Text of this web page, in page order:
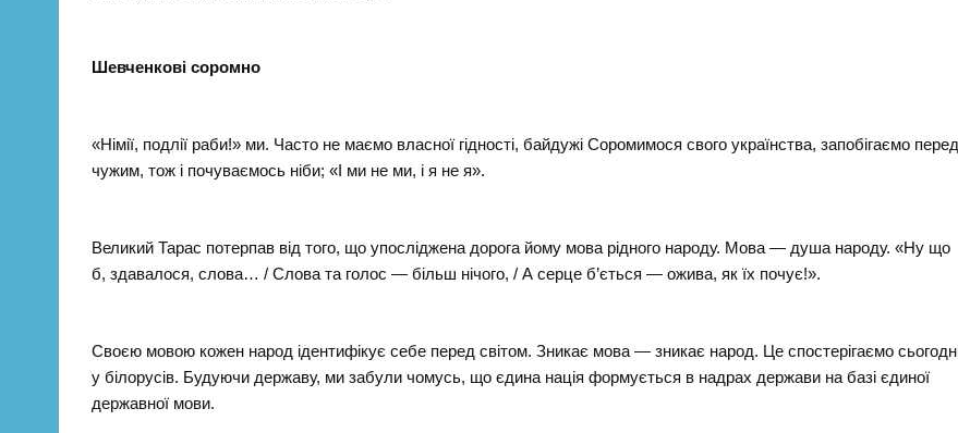
Шевченкові соромно
«Німії, подлії раби!» ми. Часто не маємо власної гідності, байдужі Соромимося свого українства, запобігаємо перед
чужим, тож і почуваємось ніби; «І ми не ми, і я не я».
Великий Тарас потерпав від того, що упосліджена дорога йому мова рідного народу. Мова — душа народу. «Ну що
б, здавалося, слова… / Слова та голос — більш нічого, / А серце б’ється — ожива, як їх почує!».
Своєю мовою кожен народ ідентифікує себе перед світом. Зникає мова — зникає народ. Це спостерігаємо
у білорусів. Будуючи державу, ми забули чомусь, що єдина нація формується в надрах держави на базі єдиної
державної мови.